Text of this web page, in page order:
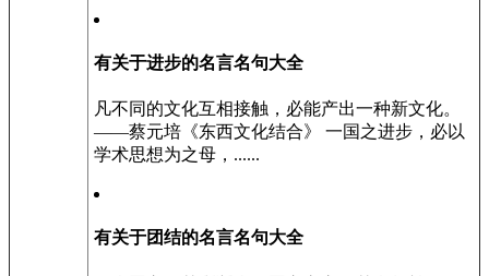
有关于进步的名言名句大全
凡不同的文化互相接触，必能产出一种新文化。
——蔡元培《东西文化结合》 一国之进步，必以
学术思想为之母，......
有关于团结的名言名句大全